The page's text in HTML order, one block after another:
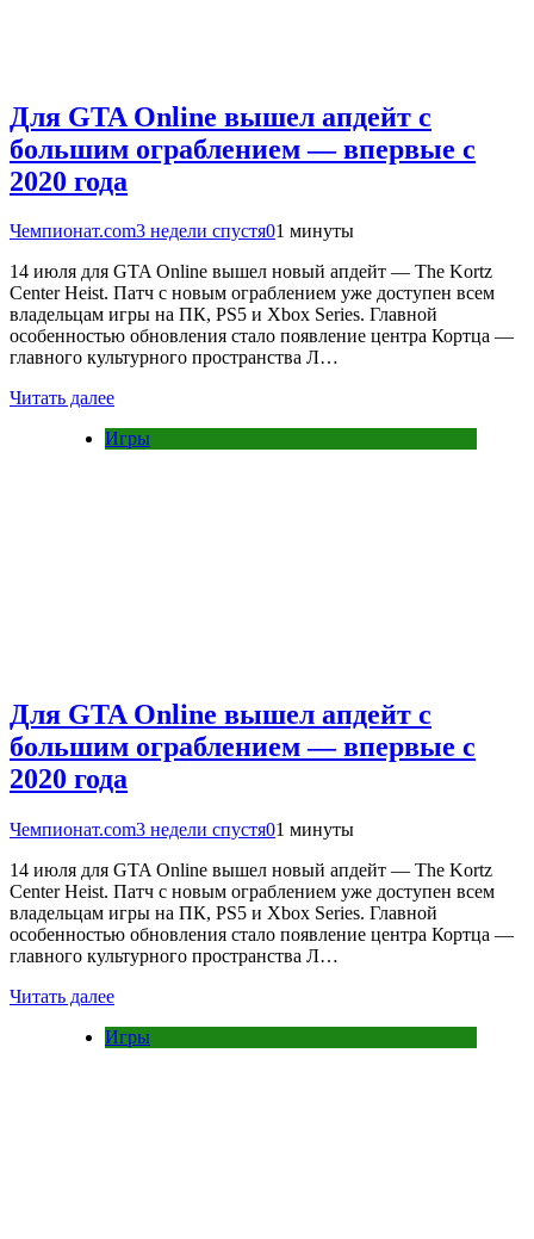
Для GTA Online вышел апдейт с
большим ограблением — впервые с
2020 года
Чемпионат.com3 недели спустя01 минуты
14 июля для GTA Online вышел новый апдейт — The Kortz
Center Heist. Патч с новым ограблением уже доступен всем
владельцам игры на ПК, PS5 и Xbox Series. Главной
особенностью обновления стало появление центра Кортца —
главного культурного пространства Л…
Читать далее
Игры
Для GTA Online вышел апдейт с
большим ограблением — впервые с
2020 года
Чемпионат.com3 недели спустя01 минуты
14 июля для GTA Online вышел новый апдейт — The Kortz
Center Heist. Патч с новым ограблением уже доступен всем
владельцам игры на ПК, PS5 и Xbox Series. Главной
особенностью обновления стало появление центра Кортца —
главного культурного пространства Л…
Читать далее
Игры